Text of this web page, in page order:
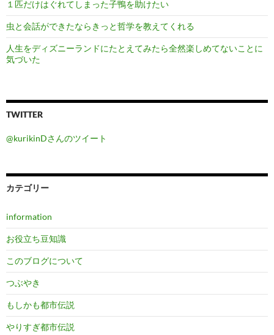
１匹だけはぐれてしまった子鴨を助けたい
虫と会話ができたならきっと哲学を教えてくれる
人生をディズニーランドにたとえてみたら全然楽しめてないことに
気づいた
TWITTER
@kurikinDさんのツイート
カテゴリー
information
お役立ち豆知識
このブログについて
つぶやき
もしかも都市伝説
やりすぎ都市伝説